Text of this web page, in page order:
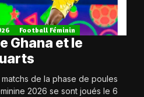
Football Féminin
Ghana et le
de la phase de poules
2026 se sont joués le 6